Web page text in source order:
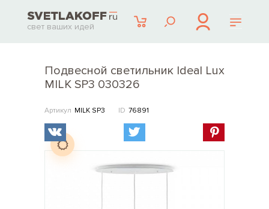
свет ваших идей
Подвесной светильник Ideal Lux
MILK SP3 030326
Артикул MILK SP3 ID 76891